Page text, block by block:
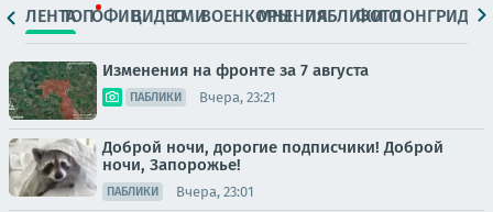
ЛЕНТАТОПОФИЦ.ВИДЕОСМИВОЕНКОРЫМНЕНИЯПАБЛИКИ
ФОТОЛОНГРИДЫ
Изменения на фронте за 7 августа
ПАБЛИКИ Вчера, 23:21
Доброй ночи, дорогие подписчики! Доброй
ночи, Запорожье!
ПАБЛИКИ Вчера, 23:01